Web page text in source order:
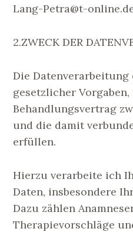
Lang-Petra@t-
2.ZWECK DER
Die
gesetzlicher Vorgaben,
Behandlungsvertrag
und die damit
erfüllen.
Hierzu verarbeite ich
Daten, insbesondere
Dazu zählen
Therapievorschläge